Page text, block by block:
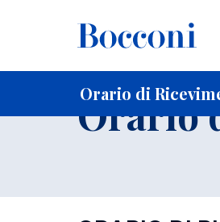
Orario di
Home Per studenti iscritti
Orario